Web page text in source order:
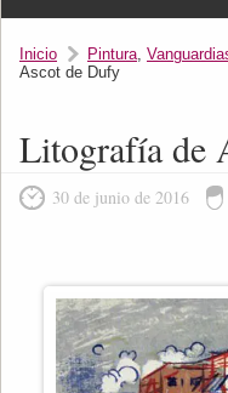
Inicio Pintura,
Ascot de Dufy
Litografía de
30 de junio de 2016